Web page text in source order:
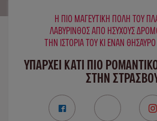
Η ΠΙΟ ΜΑΓΕΥΤΙΚΉ ΠΌΛΗ ΤΟΥ
ΛΑΒΎΡΙΝΘΟΣ ΑΠΌ ΉΣΥΧΟΥΣ
ΤΗΝ ΙΣΤΟΡΊΑ ΤΟΥ ΚΙ ΈΝΑΝ
ΥΠΑΡΧΕΙ ΚΑΤΙ ΠΙΟ
ΣΤΗΝ